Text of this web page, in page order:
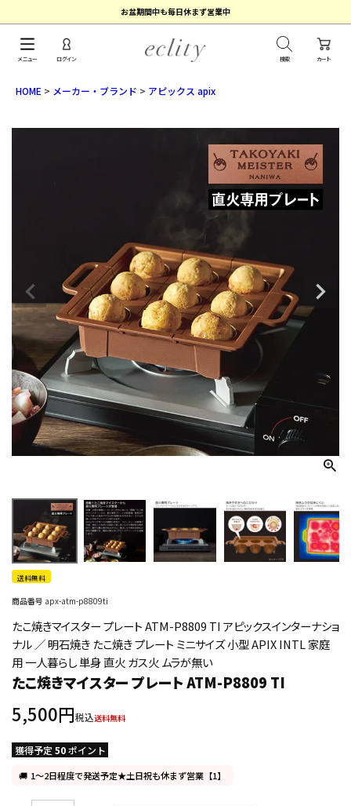
お盆期間中も毎日休まず営業中
カート
メニュー ログイン 検索
HOME メーカー・ブランド アピックス apix
送料無料
商品番号 apx-atm-p8809ti
たこ焼きマイスター プレート ATM-P8809 TI アピックスインターナショ
ナル ／ 明石焼き たこ焼き プレート ミニサイズ 小型 APIX INTL 家庭
用 一人暮らし 単身 直火 ガス火 ムラが無い
たこ焼きマイスター プレート ATM-P8809 TI
5,500 税込送料無料
獲得予定 50 ポイント
1～2日程度で発送予定★土日祝も休まず営業【1】